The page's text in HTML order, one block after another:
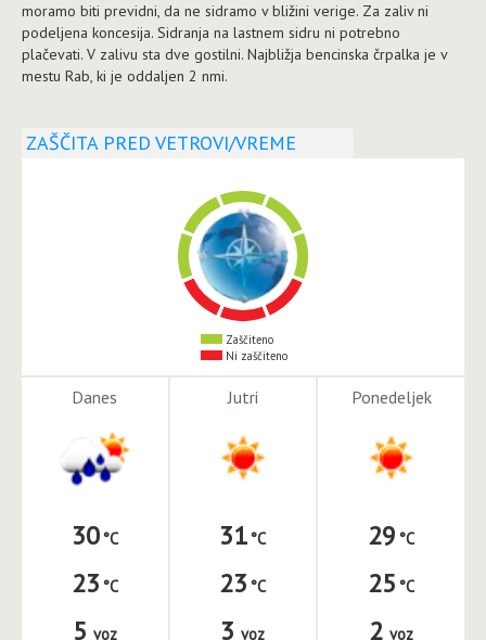
moramo biti previdni, da ne sidramo v bližini verige. Za zaliv ni
podeljena koncesija. Sidranja na lastnem sidru ni potrebno
plačevati. V zalivu sta dve gostilni. Najbližja bencinska črpalka je v
mestu Rab, ki je oddaljen 2 nmi.
ZAŠČITA PRED VETROVI/VREME
Zaščiteno
Ni zaščiteno
Danes
30
23
5 voz
Jutri
31
23
3 voz
Ponedeljek
29
25
2 voz